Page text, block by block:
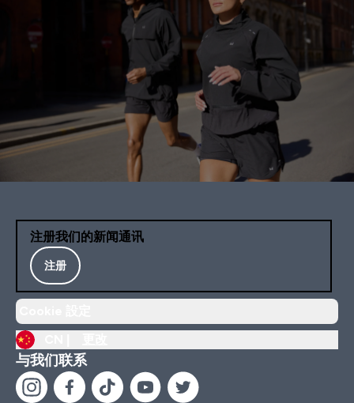
注册我们的新闻通讯
注册
与我们联系